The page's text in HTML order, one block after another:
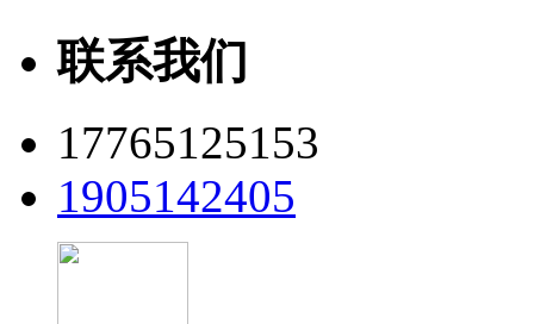
联系我们
17765125153
1905142405